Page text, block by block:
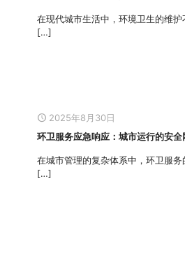
在现代城市生活中，环境卫生的维
[…]
2025年8月30日
环卫服务应急响应：城市运行的安全
在城市管理的复杂体系中，环卫服
[…]